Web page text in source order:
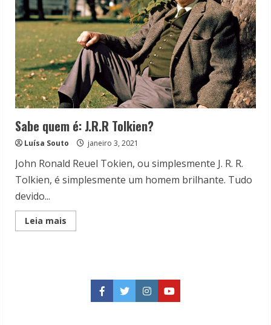
Sabe quem é: J.R.R Tolkien?
Luísa Souto janeiro 3, 2021
John Ronald Reuel Tokien, ou simplesmente J. R. R.
Tolkien, é simplesmente um homem brilhante. Tudo
devido...
Leia mais
more
Tolkien?
Facebook
TwitterInstagramYouTube